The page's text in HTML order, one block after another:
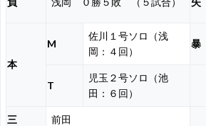
本
M
佐川１号ソロ（浅
岡：４回）
暴
T
児玉２号ソロ（池
田：６回）
三 前田